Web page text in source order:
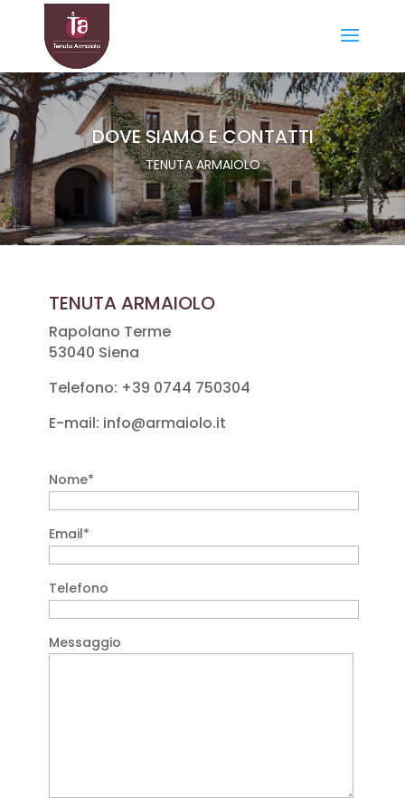
DOVE SIAMO E CONTATTI
TENUTA ARMAIOLO
TENUTA ARMAIOLO
Rapolano Terme
53040 Siena
Telefono: +39 0744 750304
E-mail: info@armaiolo.it
Nome*
Email*
Telefono
Messaggio